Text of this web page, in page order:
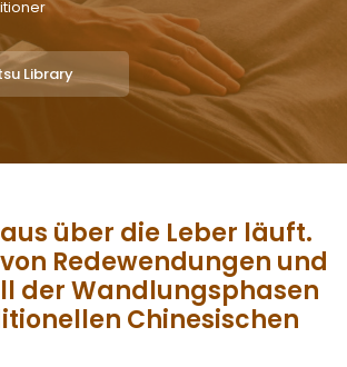
Library
über die Leber läuft.
Redewendungen und
der Wandlungsphasen
Chinesischen